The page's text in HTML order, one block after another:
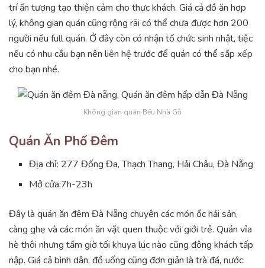
trí ấn tượng tạo thiện cảm cho thực khách. Giá cả đồ ăn hợp
lý, không gian quán cũng rộng rãi có thể chưa được hơn 200
người nếu full quán. Ở đây còn có nhận tổ chức sinh nhật, tiệc
nếu có nhu cầu bạn nên liên hệ trước để quán có thể sắp xếp
cho bạn nhé.
Không gian quán Bếu Nhà Gỗ
Quán Ăn Phố Đêm
Địa chỉ: 277 Đống Đa, Thạch Thang, Hải Châu, Đà Nẵng
Mở cửa:7h-23h
Đây là quán ăn đêm Đà Nẵng chuyên các món ốc hải sản,
càng ghẹ và các món ăn vặt quen thuộc với giới trẻ. Quán vỉa
hè thôi nhưng tầm giờ tối khuya lúc nào cũng đông khách tấp
nập. Giá cả bình dân, đồ uống cũng đơn giản là trà đá, nước